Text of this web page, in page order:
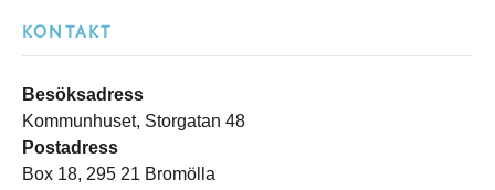
KONTAKT
Besöksadress
Kommunhuset, Storgatan 48
Postadress
Box 18, 295 21 Bromölla